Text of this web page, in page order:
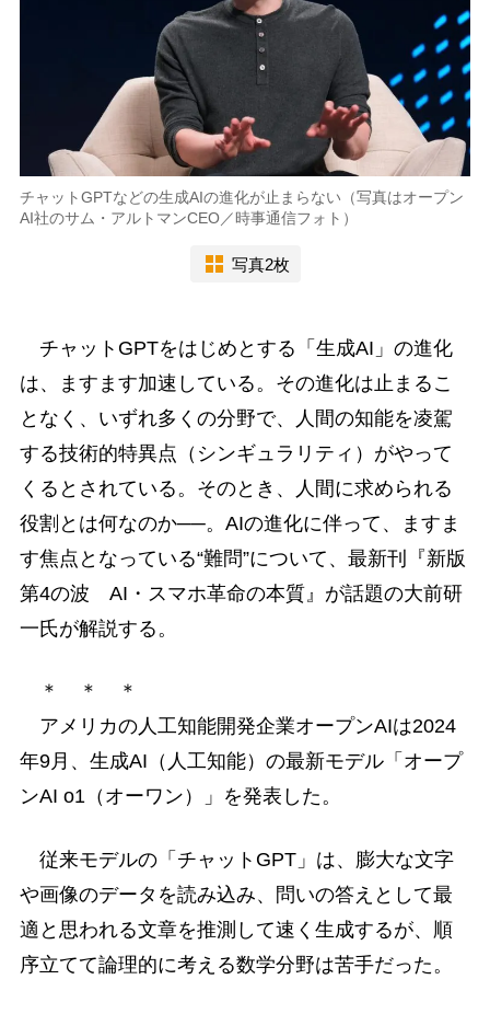
チャットGPTなどの生成AIの進化が止まらない（写真はオープン
AI社のサム・アルトマンCEO／時事通信フォト）
写真2枚
チャットGPTをはじめとする「生成AI」の進化
は、ますます加速している。その進化は止まるこ
となく、いずれ多くの分野で、人間の知能を凌駕
する技術的特異点（シンギュラリティ）がやって
くるとされている。そのとき、人間に求められる
役割とは何なのか──。AIの進化に伴って、ますま
す焦点となっている“難問”について、最新刊『新版
第4の波 AI・スマホ革命の本質』が話題の大前研
一氏が解説する。
＊ ＊ ＊
アメリカの人工知能開発企業オープンAIは2024
年9月、生成AI（人工知能）の最新モデル「オープ
ンAI o1（オーワン）」を発表した。
従来モデルの「チャットGPT」は、膨大な文字
や画像のデータを読み込み、問いの答えとして最
適と思われる文章を推測して速く生成するが、順
序立てて論理的に考える数学分野は苦手だった。